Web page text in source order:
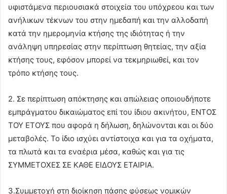
υφιστάμενα περιουσιακά στοιχεία του υπόχρεου και των
ανήλικων τέκνων του στην ημεδαπή και την αλλοδαπή
κατά την ημερομηνία κτήσης της ιδιότητας ή την
ανάληψη υπηρεσίας στην περίπτωση θητείας, την αξία
κτήσης τους, εφόσον μπορεί να τεκμηριωθεί, και τον
τρόπο κτήσης τους.
2. Σε περίπτωση απόκτησης και απώλειας οποιουδήποτε
εμπράγματου δικαιώματος επί του ίδιου ακινήτου, ΕΝΤΟΣ
ΤΟΥ ΕΤΟΥΣ που αφορά η δήλωση, δηλώνονται και οι δύο
μεταβολές. Το ίδιο ισχύει αντίστοιχα και για τα οχήματα,
τα πλωτά και τα εναέρια μέσα, καθώς και για τις
ΣΥΜΜΕΤΟΧΕΣ ΣΕ ΚΑΘΕ ΕΙΔΟΥΣ ΕΤΑΙΡΙΑ.
3.Συμμετοχή στη διοίκηση πάσης φύσεως νομικών